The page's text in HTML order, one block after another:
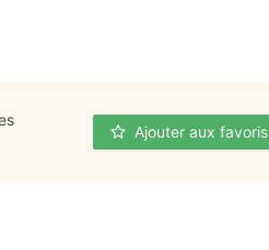
Ajouter aux favoris